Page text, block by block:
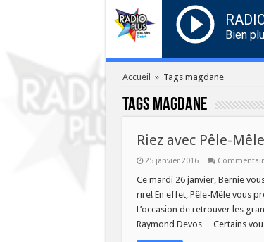
Bien
Accueil » Tags magdane
Tags magdane
Riez avec Pêle-
25 janvier 2016
Ce mardi 26 janvier, Bernie
rire! En effet, Pêle-Mêle vous
L’occasion de retrouver les
Raymond Devos… Certains